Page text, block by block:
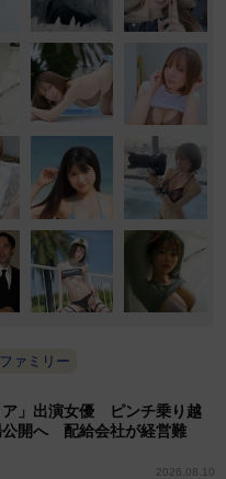
ファミリー
ア」出演女優 ピンチ乗り越
公開へ 配給会社が経営難
2026.08.10